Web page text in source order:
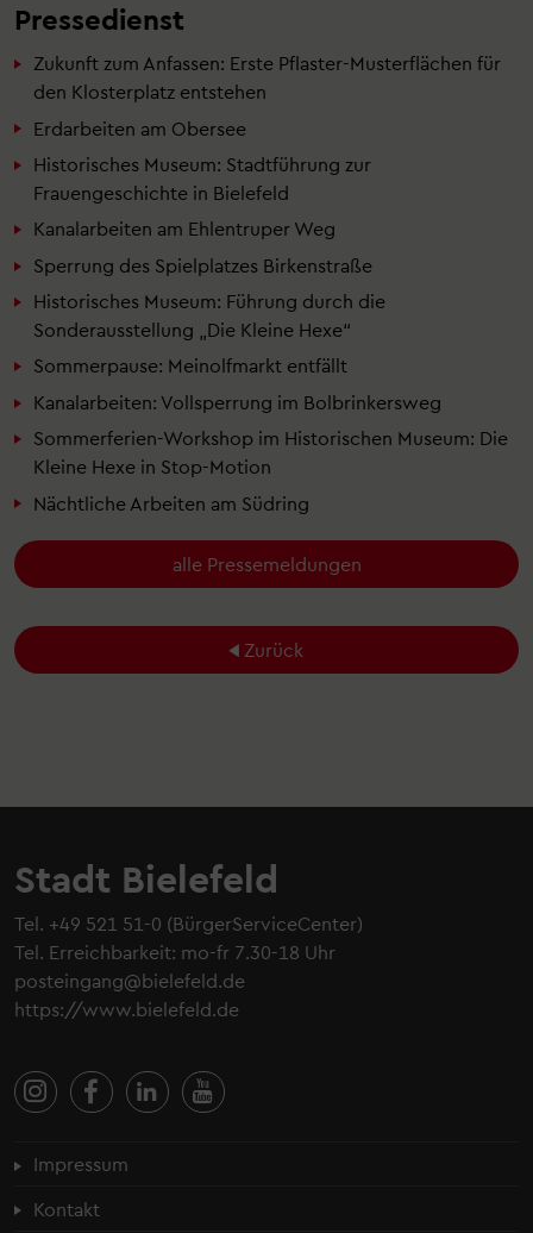
Pressedienst
Zukunft zum Anfassen: Erste Pflaster-Musterflächen für
den Klosterplatz entstehen
Erdarbeiten am Obersee
Historisches Museum: Stadtführung zur
Frauengeschichte in Bielefeld
Kanalarbeiten am Ehlentruper Weg
Sperrung des Spielplatzes Birkenstraße
Historisches Museum: Führung durch die
Sonderausstellung „Die Kleine Hexe“
Sommerpause: Meinolfmarkt entfällt
Kanalarbeiten: Vollsperrung im Bolbrinkersweg
Sommerferien-Workshop im Historischen Museum: Die
Kleine Hexe in Stop-Motion
Nächtliche Arbeiten am Südring
alle Pressemeldungen
Zurück
Stadt Bielefeld
Tel. +49 521 51-0 (BürgerServiceCenter)
Tel. Erreichbarkeit: mo-fr 7.30-18 Uhr
posteingang@bielefeld.de
https://www.bielefeld.de
Fußzeilenmenü
Impressum
Kontakt